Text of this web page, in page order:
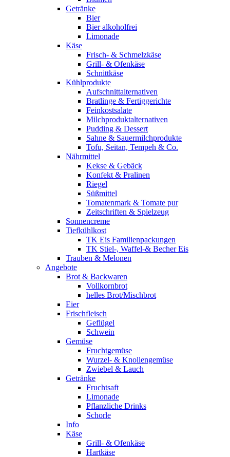
Getränke
Bier
Bier alkoholfrei
Limonade
Käse
Frisch- & Schmelzkäse
Grill- & Ofenkäse
Schnittkäse
Kühlprodukte
Aufschnittalternativen
Bratlinge & Fertiggerichte
Feinkostsalate
Milchproduktalternativen
Pudding & Dessert
Sahne & Sauermilchprodukte
Tofu, Seitan, Tempeh & Co.
Nährmittel
Kekse & Gebäck
Konfekt & Pralinen
Riegel
Süßmittel
Tomatenmark & Tomate pur
Zeitschriften & Spielzeug
Sonnencreme
Tiefkühlkost
TK Eis Familienpackungen
TK Stiel-, Waffel-& Becher Eis
Trauben & Melonen
Angebote
Brot & Backwaren
Vollkornbrot
helles Brot/Mischbrot
Eier
Frischfleisch
Geflügel
Schwein
Gemüse
Fruchtgemüse
Wurzel- & Knollengemüse
Zwiebel & Lauch
Getränke
Fruchtsaft
Limonade
Pflanzliche Drinks
Schorle
Info
Käse
Grill- & Ofenkäse
Hartkäse